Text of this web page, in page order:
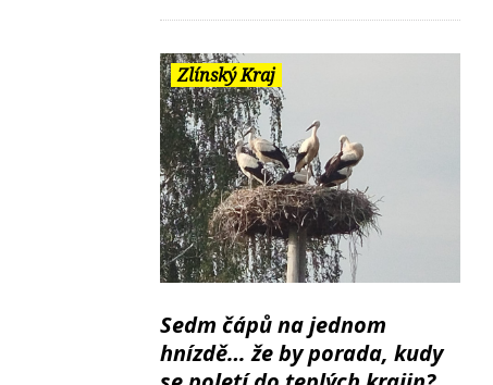
Zlínský Kraj
Sedm čápů na jednom
hnízdě… že by porada, kudy